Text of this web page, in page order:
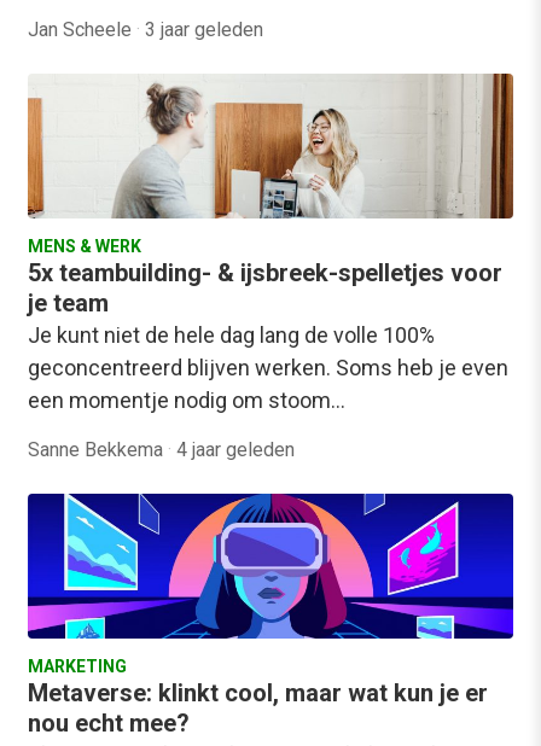
Jan Scheele · 3 jaar geleden
MENS & WERK
5x teambuilding- & ijsbreek-spelletjes voor
je team
Je kunt niet de hele dag lang de volle 100%
geconcentreerd blijven werken. Soms heb je even
een momentje nodig om stoom…
Sanne Bekkema · 4 jaar geleden
MARKETING
Metaverse: klinkt cool, maar wat kun je er
nou echt mee?